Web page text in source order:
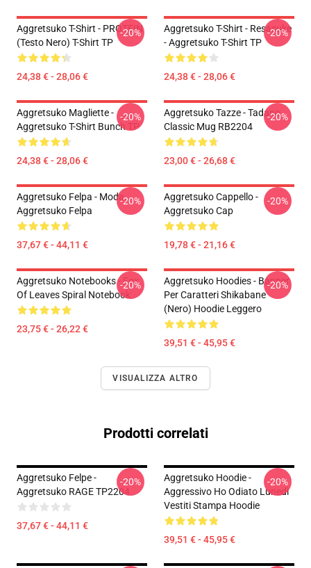
Aggretsuko T-Shirt - PROTEIN
(testo Nero) T-Shirt TP
24,38 € - 28,06 €
-20%
Aggretsuko T-Shirt - Resasuke
- Aggretsuko T-Shirt TP
24,38 € - 28,06 €
-20%
Aggretsuko Magliette -
Aggretsuko T-Shirt Bunch TP
24,38 € - 28,06 €
-20%
Aggretsuko Tazze - Tadano
Classic Mug RB2204
23,00 € - 26,68 €
-20%
Aggretsuko Felpa - Moda
Aggretsuko Felpa
37,67 € - 44,11 €
-20%
Aggretsuko Cappello -
Aggretsuko Cap
19,78 € - 21,16 €
-20%
Aggretsuko Notebooks - Fox
Of Leaves Spiral Notebook
23,75 € - 26,22 €
-20%
Aggretsuko Hoodies - Banner
Per Caratteri Shikabane
(nero) Hoodie Leggero
39,51 € - 45,95 €
-20%
VISUALIZZA ALTRO
Prodotti correlati
Aggretsuko Felpe -
Aggretsuko RAGE TP2204
37,67 € - 44,11 €
-20%
Aggretsuko Hoodie -
Aggressivo Ho Odiato Lunedì
Vestiti Stampa Hoodie
39,51 € - 45,95 €
-20%